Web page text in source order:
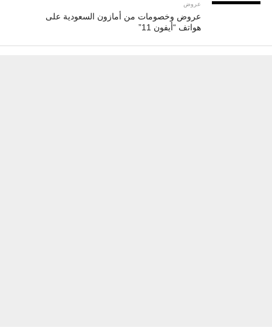
عروض
عروض وخصومات من أمازون السعودية على
هواتف “أيفون 11”